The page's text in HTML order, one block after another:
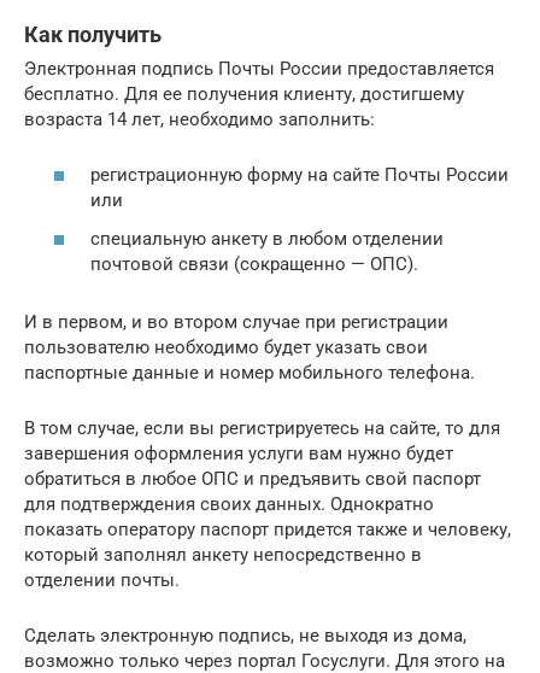
Как получить
Электронная подпись Почты России предоставляется
бесплатно. Для ее получения клиенту, достигшему
возраста 14 лет, необходимо заполнить:
регистрационную форму на сайте Почты России
или
специальную анкету в любом отделении
почтовой связи (сокращенно — ОПС).
И в первом, и во втором случае при регистрации
пользователю необходимо будет указать свои
паспортные данные и номер мобильного телефона.
В том случае, если вы регистрируетесь на сайте, то для
завершения оформления услуги вам нужно будет
обратиться в любое ОПС и предъявить свой паспорт
для подтверждения своих данных. Однократно
показать оператору паспорт придется также и человеку,
который заполнял анкету непосредственно в
отделении почты.
Сделать электронную подпись, не выходя из дома,
возможно только через портал Госуслуги. Для этого на